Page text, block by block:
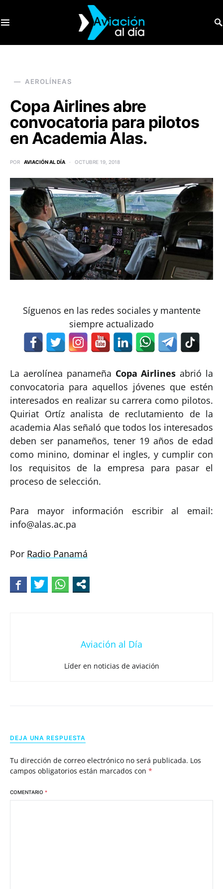
AEROLÍNEAS
Copa Airlines abre
convocatoria para pilotos
en Academia Alas.
POR AVIACIÓN AL DÍA OCTUBRE 19, 2018
Síguenos en las redes sociales y mantente
siempre actualizado
La aerolínea panameña Copa Airlines abrió la
convocatoria para aquellos jóvenes que estén
interesados en realizar su carrera como pilotos.
Quiriat Ortíz analista de reclutamiento de la
academia Alas señaló que todos los interesados
deben ser panameños, tener 19 años de edad
como minino, dominar el ingles, y cumplir con
los requisitos de la empresa para pasar el
proceso de selección.
Para mayor información escribir al email:
info@alas.ac.pa
Por Radio Panamá
Aviación al Día
Líder en noticias de aviación
DEJA UNA RESPUESTA
Tu dirección de correo electrónico no será publicada. Los
campos obligatorios están marcados con *
COMENTARIO *